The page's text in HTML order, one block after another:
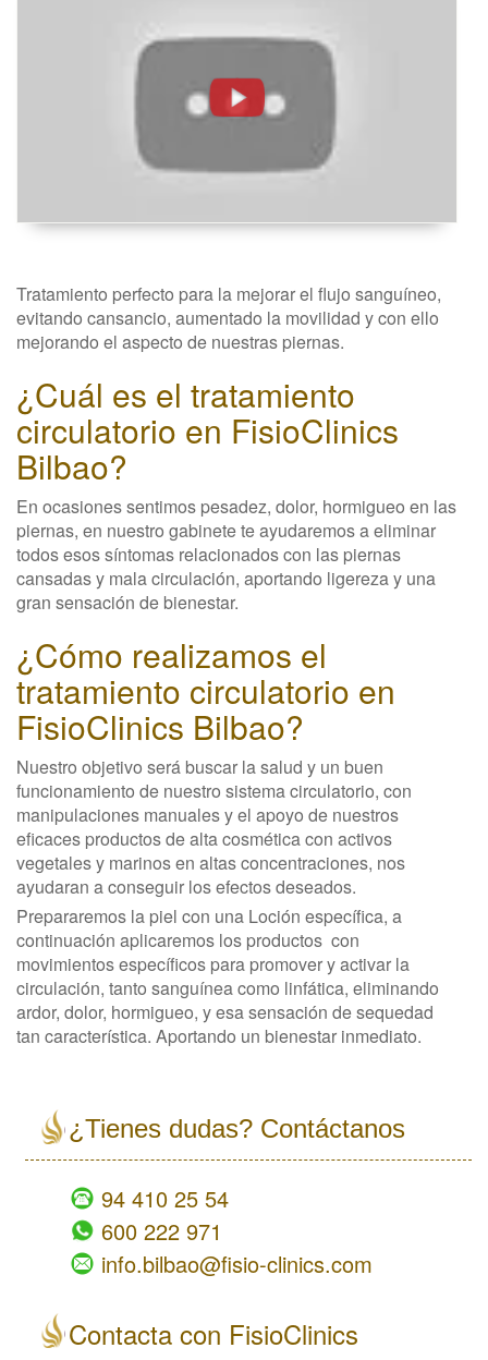
Corporales:
PIERNAS
CANSADAS
Fisioclinics
Bilbo,
Bilbao
Tratamiento perfecto para la mejorar el flujo sanguíneo,
evitando cansancio, aumentado la movilidad y con ello
mejorando el aspecto de nuestras piernas.
¿Cuál es el tratamiento
circulatorio en FisioClinics
Bilbao?
En ocasiones sentimos pesadez, dolor, hormigueo en las
piernas, en nuestro gabinete te ayudaremos a eliminar
todos esos síntomas relacionados con las piernas
cansadas y mala circulación, aportando ligereza y una
gran sensación de bienestar.
¿Cómo realizamos el
tratamiento circulatorio en
FisioClinics Bilbao?
Nuestro objetivo será buscar la salud y un buen
funcionamiento de nuestro sistema circulatorio, con
manipulaciones manuales y el apoyo de nuestros
eficaces productos de alta cosmética con activos
vegetales y marinos en altas concentraciones, nos
ayudaran a conseguir los efectos deseados.
Prepararemos la piel con una Loción específica, a
continuación aplicaremos los productos con
movimientos específicos para promover y activar la
circulación, tanto sanguínea como linfática, eliminando
ardor, dolor, hormigueo, y esa sensación de sequedad
tan característica. Aportando un bienestar inmediato.
empty¿Tienes dudas? Contáctanos
94 410 25 54
600 222 971
info.bilbao@fisio-clinics.com
Contacta con FisioClinics